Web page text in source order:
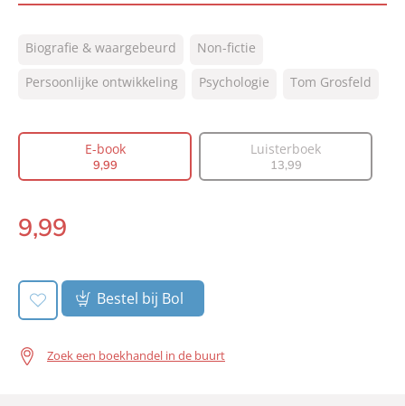
NUR:
320
Type:
E-book
Prijs:
9,99
Aantal pagina's:
Uitgever:
Vrij Nederland
Biografie & waargebeurd
Non-fictie
Persoonlijke ontwikkeling
Psychologie Tom Grosfeld
E-book
9,99
Luisterboek
13,99
E-
9,99
Bestel bij Bol
Zoek een boekhandel in de buurt